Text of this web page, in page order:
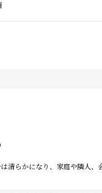
清らかになり、家庭や隣人